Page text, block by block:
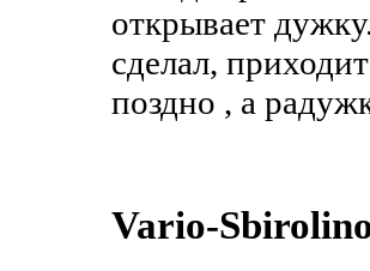
открывает
сделал,
поздно , а
Vario-